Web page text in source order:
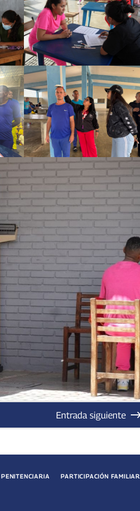
Entrada siguiente
PARTICIPACIÓN FAMILIAR